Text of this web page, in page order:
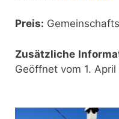
Preis:
Zusätzliche
Geöffnet vom 1.